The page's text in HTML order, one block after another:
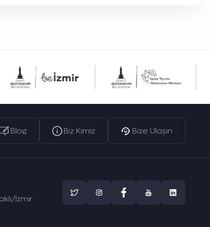
Blog Biz Kimiz Bize Ulaşın
İzmir